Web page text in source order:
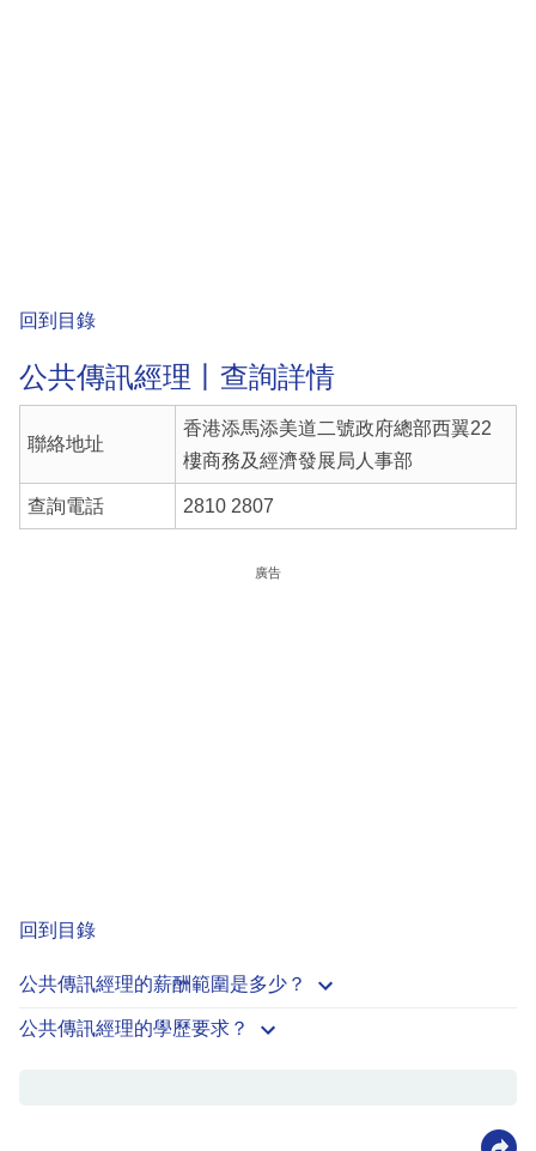
回到目錄
公共傳訊經理丨查詢詳情
聯絡地址
香港添⾺添美道⼆號政府總部⻄翼22
樓商務及經濟發展局⼈事部
查詢電話 2810 2807
廣告
回到目錄
公共傳訊經理的薪酬範圍是多少？
公共傳訊經理的學歷要求？